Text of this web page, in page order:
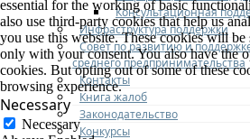
Консультационная
Инфраструктура поддержки
Совет по развитию и
среднего предпринимательства
Контакты
Книга жалоб
Законодательство
Конкурсы
essential for the working of basic
also use third-party cookies that help us
you use this website. These cookies will
only with your consent. You also have the
cookies. But opting out of some of these
browsing experience.
Necessary
Necessary